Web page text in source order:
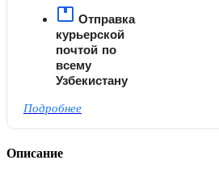
Отправка
курьерской
почтой по
всему
Узбекистану
Подробнее
Описание